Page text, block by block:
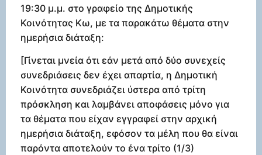
19:30 μ.μ. στο γραφείο της Δημοτικής
Κοινότητας Κω, με τα παρακάτω θέματα στην
ημερήσια διάταξη:
[Γίνεται μνεία ότι εάν μετά από δύο συνεχείς
συνεδριάσεις δεν έχει απαρτία, η Δημοτική
Κοινότητα συνεδριάζει ύστερα από τρίτη
πρόσκληση και λαμβάνει αποφάσεις μόνο για
τα θέματα που είχαν εγγραφεί στην αρχική
ημερήσια διάταξη, εφόσον τα μέλη που θα είναι
παρόντα αποτελούν το ένα τρίτο (1/3)